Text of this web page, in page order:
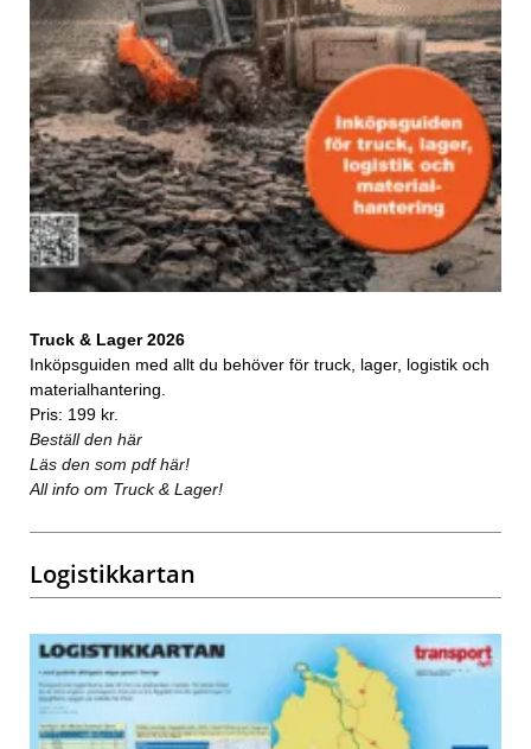
Truck & Lager 2026
Inköpsguiden med allt du behöver för truck, lager, logistik och
materialhantering.
Pris: 199 kr.
Beställ den här
Läs den som pdf här!
All info om Truck & Lager!
Logistikkartan